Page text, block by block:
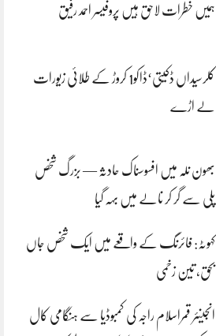
ہمیں خطرات لاحق ہیں پروفیسر احمد رفیق
کلرسیداں ڈکیتی‘ڈاکو1 کروڑ کے طلائی زیورات
لے اڑے
بھون نلہ میں افسوسناک حادثہ — بزرگ شخص
پلی سے گر کر نالے میں بہہ گیا
کہوٹہ: فائرنگ کے واقعے میں ایک شخص جاں
بحق، تین زخمی
انجینئر قمراسلام راجہ کی کمبوڈیا سے ہنگامی کال